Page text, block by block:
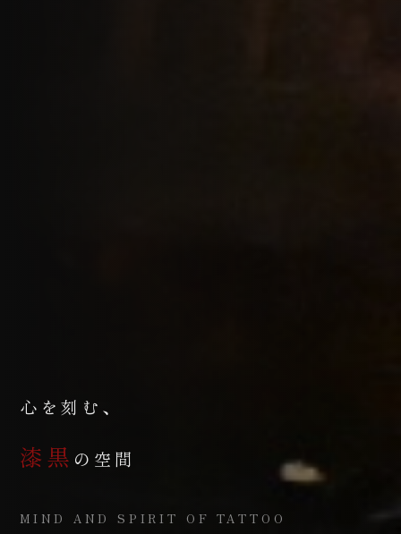
心を刻む、
漆黒 の空間
MIND AND SPIRIT OF TATTOO